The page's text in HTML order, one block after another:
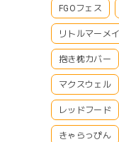
FGOフェス
リトルマーメ
抱き枕カバー
マクスウェル
レッドフード
きゃらっぴん